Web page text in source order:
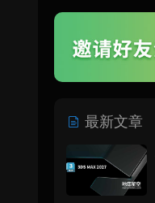
最新文章